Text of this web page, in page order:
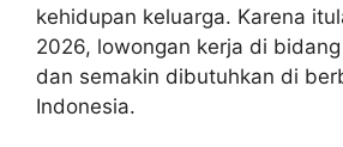
kehidupan keluarga. Karena
2026, lowongan kerja di
dan semakin dibutuhkan di
Indonesia.